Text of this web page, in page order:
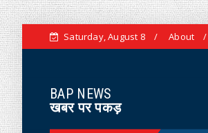
Saturday, August 8 About
BAP NEWS
खबर पर पकड़